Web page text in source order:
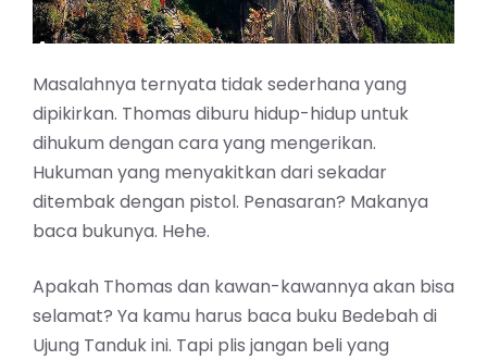
Masalahnya ternyata tidak sederhana yang
dipikirkan. Thomas diburu hidup-hidup untuk
dihukum dengan cara yang mengerikan.
Hukuman yang menyakitkan dari sekadar
ditembak dengan pistol. Penasaran? Makanya
baca bukunya. Hehe.
Apakah Thomas dan kawan-kawannya akan bisa
selamat? Ya kamu harus baca buku Bedebah di
Ujung Tanduk ini. Tapi plis jangan beli yang